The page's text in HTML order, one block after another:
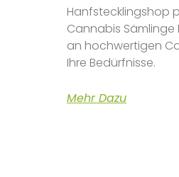
Hanfstecklingshop
Cannabis Sämlinge
an hochwertigen
Ihre Bedürfnisse.
Mehr Dazu